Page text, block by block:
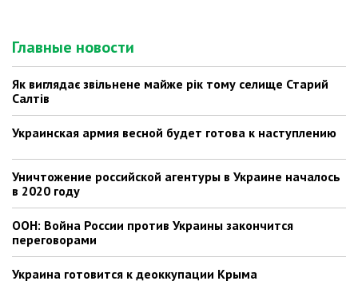
Главные новости
Як виглядає звільнене майже рік тому селище Старий
Салтів
Украинская армия весной будет готова к наступлению
Уничтожение российской агентуры в Украине началось
в 2020 году
ООН: Война России против Украины закончится
переговорами
Украина готовится к деоккупации Крыма